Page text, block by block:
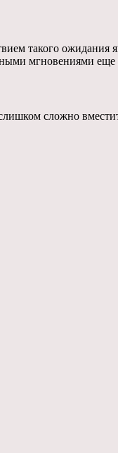
такого ожидания
мгновениями
сложно